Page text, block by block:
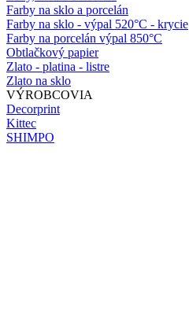
Farby na sklo a porcelán
Farby na sklo - výpal 520°C - krycie
Farby na porcelán výpal 850°C
Obtlačkový papier
Zlato - platina - listre
Zlato na sklo
VÝROBCOVIA
Decorprint
Kittec
SHIMPO